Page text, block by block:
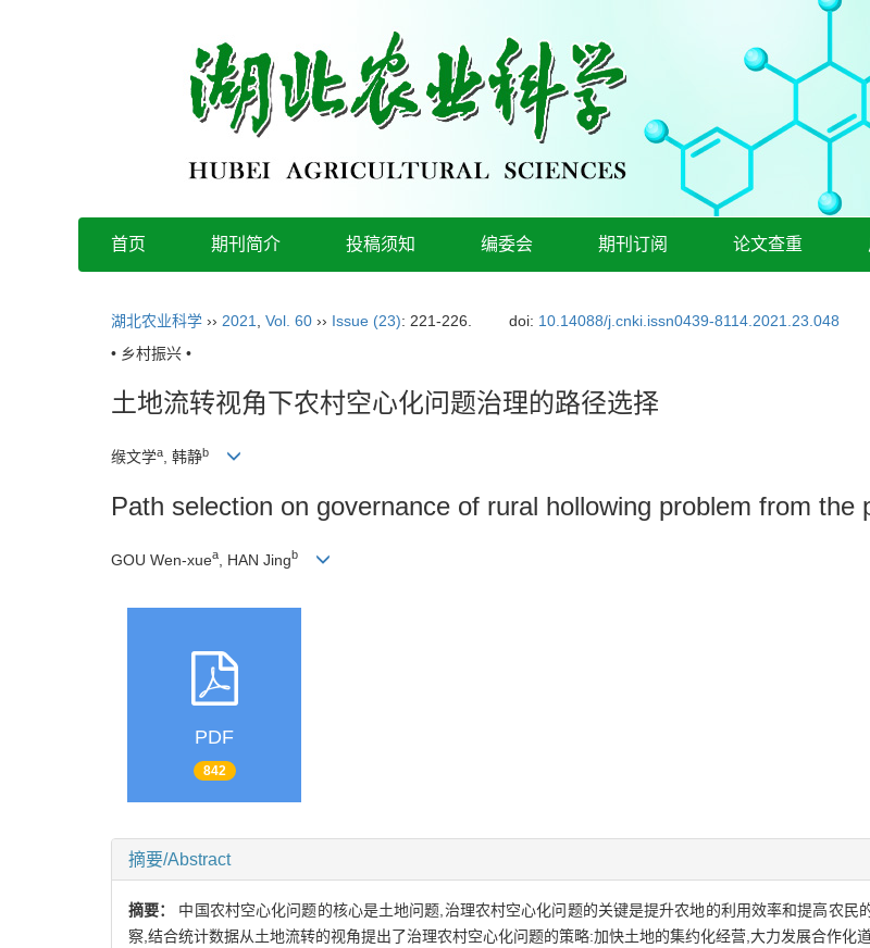
首页 期刊简介 投稿须知 编委会 期刊订阅 论文查重
湖北农业科学 ›› 2021 Vol. 60 ›› Issue (23): 221-226. doi: 10.14088/j.cnki.issn0439-8114.2021.23.048
• 乡村振兴 •
土地流转视角下农村空心化问题治理的路径选择
缑文学a , 韩静b
Path selection on governance of rural hollowing problem from the
GOU Wen-xuea , HAN Jingb
PDF
842
摘要/Abstract
摘要： 中国农村空心化问题的核心是土地问题,治理农村空心化问题的关键是提升农地的利用效率和提高农
察,结合统计数据从土地流转的视角提出了治理农村空心化问题的策略:加快土地的集约化经营,大力发展合作化